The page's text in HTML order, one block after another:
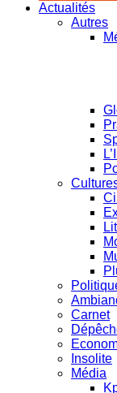
Actualités
Autres
Carnet
Insolite
Média